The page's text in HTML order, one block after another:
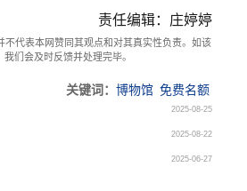
责任编辑：庄婷婷
代表本网赞同其观点和对其真实性负责。如该
们会及时反馈并处理完毕。
关键词： 博物馆 免费名额
2025-08-25
2025-08-22
2025-06-27